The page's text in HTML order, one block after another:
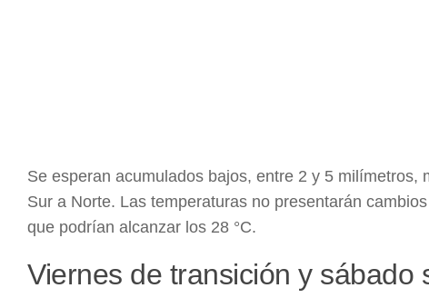
Se esperan acumulados bajos, entre 2 y 5
Sur a Norte. Las temperaturas no presentarán
que podrían alcanzar los 28 °C.
Viernes de transición y sábado